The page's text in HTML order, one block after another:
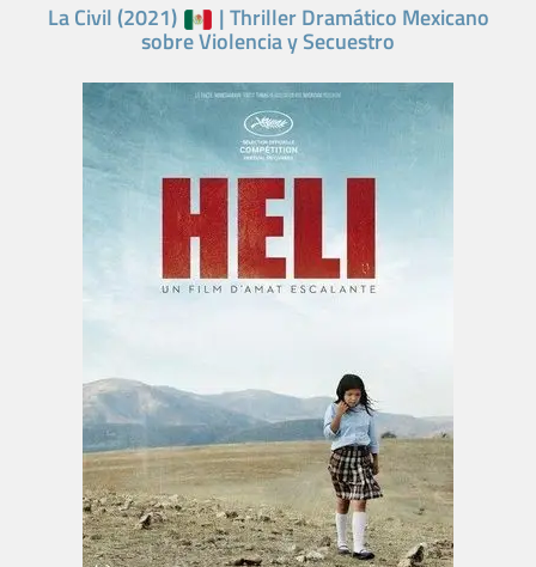
La Civil (2021) | Thriller Dramático Mexicano
sobre Violencia y Secuestro